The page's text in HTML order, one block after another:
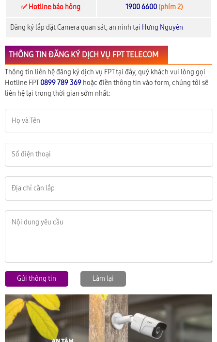
✅ Hotline báo hỏng 1900 6600 (phím 2)
Đăng ký lắp đặt Camera quan sát, an ninh tại Hưng Nguyên
THÔNG TIN ĐĂNG KÝ DỊCH VỤ FPT TELECOM
Thông tin liên hệ đăng ký dịch vụ FPT tại đây, quý khách vui lòng gọi
Hotline FPT0899 789 369 hoặc điền thông tin vào form, chúng tôi sẽ
liên hệ lại trong thời gian sớm nhất:
Gửi thông tin Làm lại